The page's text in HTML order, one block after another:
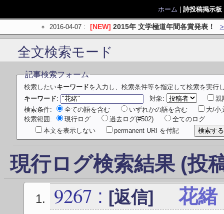
ホーム 詩投稿掲示板
2016-04-07: [NEW] 2015年 文学極道年間各賞発表！
全文検索モード
記事検索フォーム
検索したいキーワードを入力し、検索条件等を指定して検索を実行
キーワード: 対象:
親
検索条件:
全ての語を含む いずれかの語を含む
大/小
検索範囲:
現行ログ 過去ログ(#502)
全てのログ
本文を表示しない
permanent URI を付記
現行ログ検索結果 (投
9267 : [返信] 花緒